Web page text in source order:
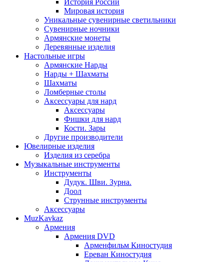
История России
Мировая история
Уникальные сувенирные светильники
Сувенирные ночники
Армянские монеты
Деревянные изделия
Настольные игры
Армянские Нарды
Нарды + Шахматы
Шахматы
Ломберные столы
Аксессуары для нард
Аксессуары
Фишки для нард
Кости. Зары
Другие производители
Ювелирные изделия
Изделия из серебра
Музыкальные инструменты
Инструменты
Дудук. Шви. Зурна.
Доол
Струнные инструменты
Аксессуары
MuzKavkaz
Армения
Армения DVD
Арменфильм Киностудия
Ереван Киностудия